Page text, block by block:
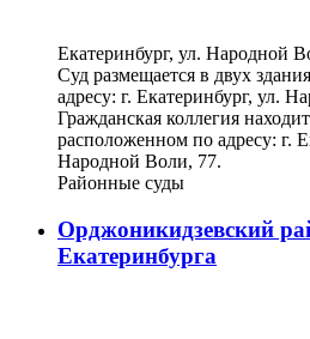
Екатеринбург, ул. Народной
Суд размещается в двух
адресу: г. Екатеринбург, ул.
Гражданская коллегия
расположенном по адресу: г.
Народной Воли, 77.
Районные суды
Орджоникидзевский
Екатеринбурга